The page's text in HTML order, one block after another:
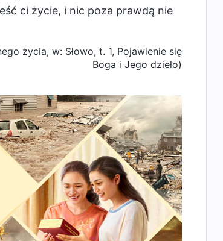
ci życie, i nic poza prawdą nie
życia, w: Słowo, t. 1, Pojawienie się
Boga i Jego dzieło)